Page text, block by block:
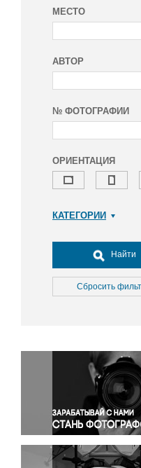
МЕСТО
АВТОР
№ ФОТОГРАФИИ
ОРИЕНТАЦИЯ
КАТЕГОРИИ
Досуг, туризм и
Культура
Медицина
Окружающая среда
Политика
Правосудие
Происшествия и
Религия
Светская жизнь
Спорт
Найти
Сбросить